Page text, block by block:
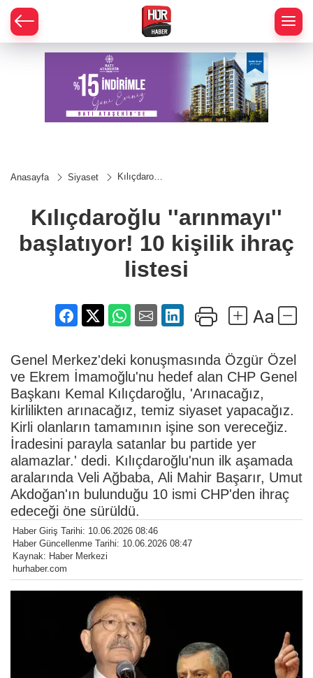
Anasayfa Siyaset
Kılıçdaroğlu
10 kişilik
ihraç listesi
Kılıçdaroğlu ''arınmayı''
başlatıyor! 10 kişilik ihraç
listesi
Genel Merkez'deki konuşmasında Özgür Özel
ve Ekrem İmamoğlu'nu hedef alan CHP Genel
Başkanı Kemal Kılıçdaroğlu, 'Arınacağız,
kirlilikten arınacağız, temiz siyaset yapacağız.
Kirli olanların tamamının işine son vereceğiz.
İradesini parayla satanlar bu partide yer
alamazlar.' dedi. Kılıçdaroğlu'nun ilk aşamada
aralarında Veli Ağbaba, Ali Mahir Başarır, Umut
Akdoğan'ın bulunduğu 10 ismi CHP'den ihraç
edeceği öne sürüldü.
Haber Giriş Tarihi: 10.06.2026 08:46
Haber Güncellenme Tarihi: 10.06.2026 08:47
Kaynak: Haber Merkezi
hurhaber.com